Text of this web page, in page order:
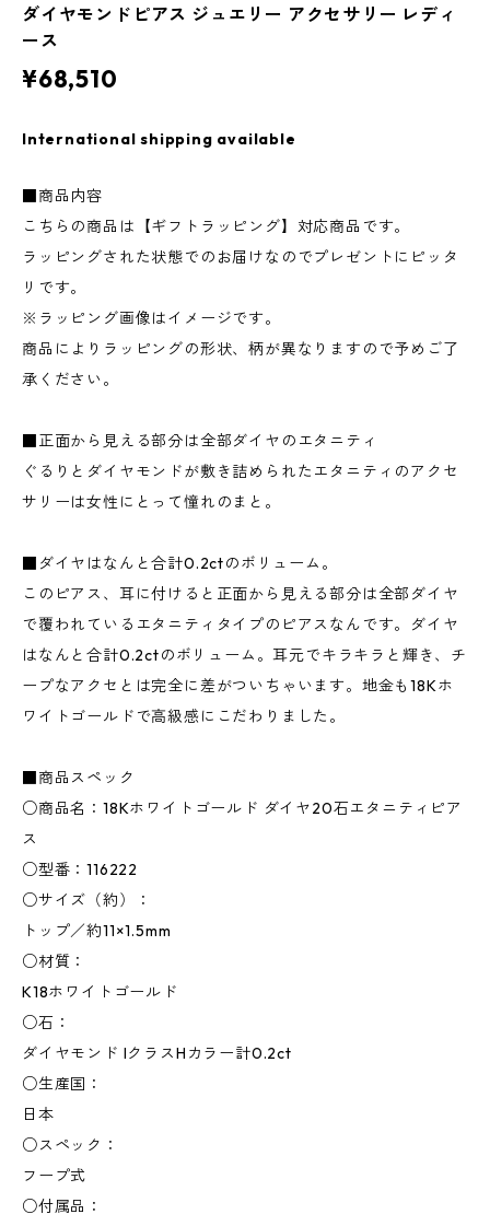
ダイヤモンドピアス ジュエリー アクセサリー レディ
ース
¥68,510
International shipping available
■商品内容
こちらの商品は【ギフトラッピング】対応商品です。
ラッピングされた状態でのお届けなのでプレゼントにピッタ
リです。
※ラッピング画像はイメージです。
商品によりラッピングの形状、柄が異なりますので予めご了
承ください。
■正面から見える部分は全部ダイヤのエタニティ
ぐるりとダイヤモンドが敷き詰められたエタニティのアクセ
サリーは女性にとって憧れのまと。
■ダイヤはなんと合計0.2ctのボリューム。
このピアス、耳に付けると正面から見える部分は全部ダイヤ
で覆われているエタニティタイプのピアスなんです。ダイヤ
はなんと合計0.2ctのボリューム。耳元でキラキラと輝き、チ
ープなアクセとは完全に差がついちゃいます。地金も18Kホ
ワイトゴールドで高級感にこだわりました。
■商品スペック
○商品名：18Kホワイトゴールド ダイヤ20石エタニティピア
ス
○型番：116222
○サイズ（約）：
トップ／約11×1.5mm
○材質：
K18ホワイトゴールド
○石：
ダイヤモンド IクラスHカラー計0.2ct
○生産国：
日本
○スペック：
フープ式
○付属品：